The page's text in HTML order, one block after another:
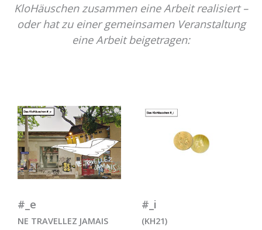
KloHäuschen zusammen eine Arbeit realisiert –
oder hat zu einer gemeinsamen Veranstaltung
eine Arbeit beigetragen:
#_e
NE TRAVELLEZ JAMAIS
#_i
(KH21)